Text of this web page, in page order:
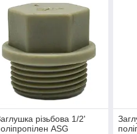
різьбова 1/2'
ASG